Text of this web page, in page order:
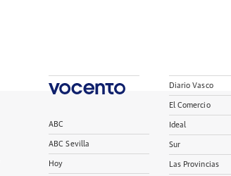
ABC
ABC Sevilla
Hoy
Diario Vasco
El Comercio
Ideal
Sur
Las Provincias